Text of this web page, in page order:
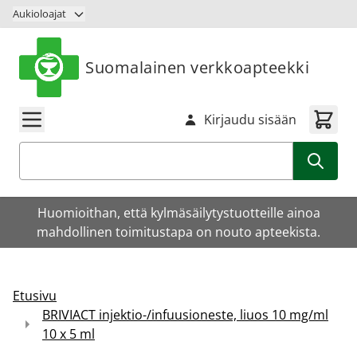
Siirry sisältöön
Aukioloajat
Suomalainen verkkoapteekki
Kirjaudu sisään
Huomioithan, että kylmäsäilytystuotteille ainoa
mahdollinen toimitustapa on nouto apteekista.
Etusivu
BRIVIACT injektio-/infuusioneste, liuos 10 mg/ml
10 x 5 ml